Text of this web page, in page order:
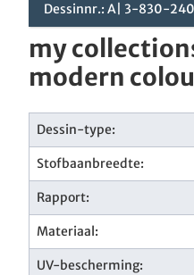
Dessinnr.: A| 3-830-240
my
modern
Dessin-type:
Stofbaanbreedte:
Rapport:
Materiaal:
UV-bescherming: